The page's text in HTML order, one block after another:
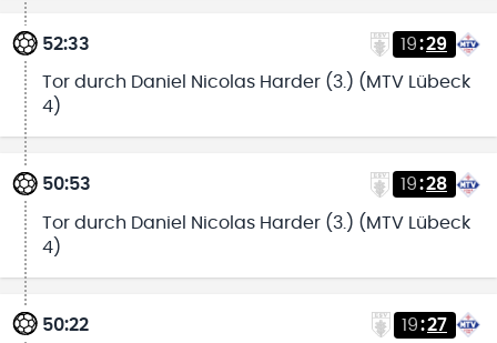
52:33 19:29
Tor durch Daniel Nicolas Harder (3.) (MTV Lübeck
4)
50:53 19:28
Tor durch Daniel Nicolas Harder (3.) (MTV Lübeck
4)
50:22 19:27